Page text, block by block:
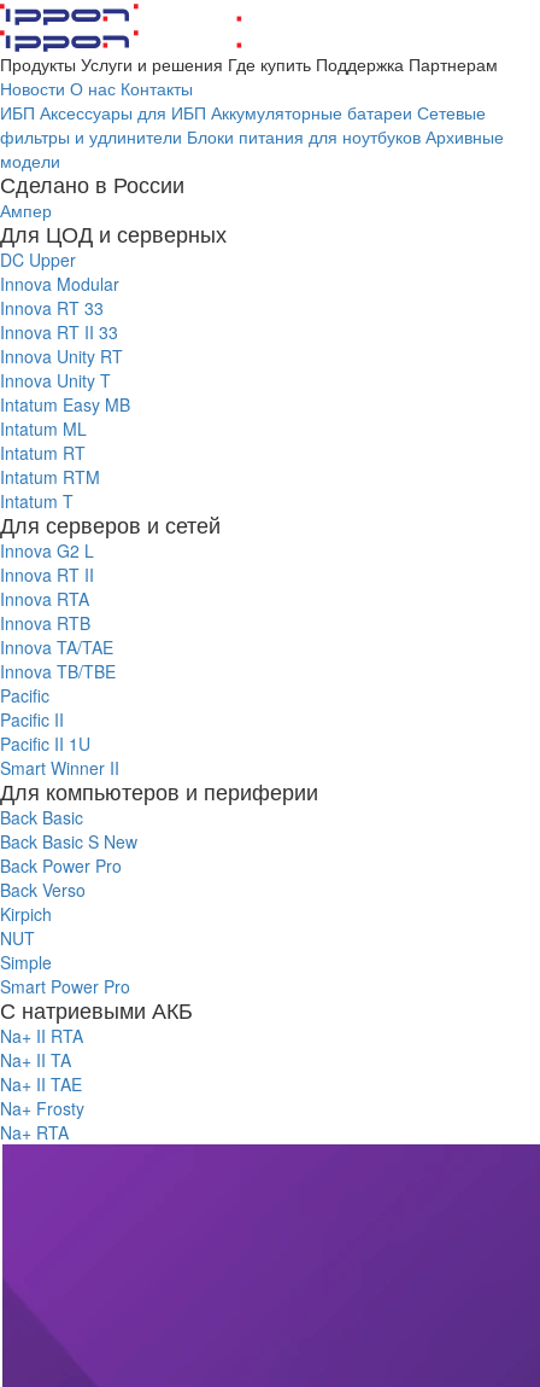
Продукты Услуги и решения Где купить Поддержка Партнерам
Новости О нас Контакты
ИБП Аксессуары для ИБП Аккумуляторные батареи Сетевые
фильтры и удлинители Блоки питания для ноутбуков Архивные
модели
Сделано в России
Ампер
Для ЦОД и серверных
DC Upper
Innova Modular
Innova RT 33
Innova RT II 33
Innova Unity RT
Innova Unity T
Intatum Easy MB
Intatum ML
Intatum RT
Intatum RTM
Intatum T
Для серверов и сетей
Innova G2 L
Innova RT II
Innova RTA
Innova RTB
Innova TA/TAE
Innova TB/TBE
Pacific
Pacific II
Pacific II 1U
Smart Winner II
Для компьютеров и периферии
Back Basic
Back Basic S New
Back Power Pro
Back Verso
Kirpich
NUT
Simple
Smart Power Pro
С натриевыми АКБ
Na+ II RTA
Na+ II TA
Na+ II TAE
Na+ Frosty
Na+ RTA